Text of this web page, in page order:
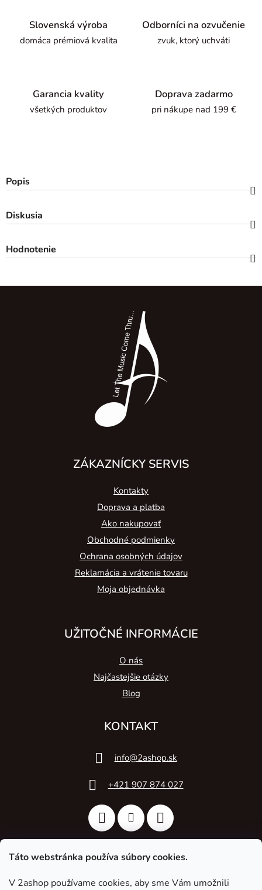
Táto webstránka používa súbory cookies.
V 2ashop používame cookies, aby sme Vám umožnili
Slovenská výroba
domáca prémiová kvalita
Odborníci na ozvučenie
zvuk, ktorý uchváti
Garancia kvality
všetkých produktov
Doprava zadarmo
pri nákupe nad 199 €
Popis
Diskusia
Hodnotenie
ZÁKAZNÍCKY SERVIS
Kontakty
Doprava a platba
Ako nakupovať
Obchodné podmienky
Ochrana osobných údajov
Reklamácia a vrátenie tovaru
Moja objednávka
UŽITOČNÉ INFORMÁCIE
O nás
Najčastejšie otázky
Blog
KONTAKT
info@2ashop.sk
+421 907 874 027
2A Acoustic